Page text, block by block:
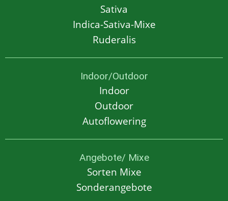
Sativa
Indica-Sativa-Mixe
Ruderalis
Indoor/Outdoor
Indoor
Outdoor
Autoflowering
Angebote/ Mixe
Sorten Mixe
Sonderangebote